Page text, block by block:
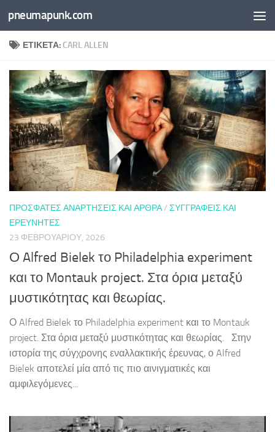
Skip to content
pneumapunk.com
ΕΤΙΚΈΤΑ: CARL ALLEN
ΠΡΌΣΦΑΤΕΣ ΑΝΑΡΤΉΣΕΙΣ ΚΑΙ ΆΡΘΡΑ/ ΣΥΓΓΡΑΦΕΊΣ ΚΑΙ
ΕΡΕΥΝΗΤΈΣ
23 ΦΕΒΡΟΥΑΡΊΟΥ, 2026
Ο Alfred Bielek το Philadelphia experiment
και το Montauk project. Στα όρια μεταξύ
μυστικότητας και θεωρίας.
Ο Alfred Bielek το Philadelphia experiment και το Montauk
project. Στα όρια μεταξύ μυστικότητας και θεωρίας. Στην
ιστορία της σύγχρονης εναλλακτικής έρευνας, ο Alfred
Bielek αποτελεί μία από τις πιο αινιγματικές και
αμφιλεγόμενες...